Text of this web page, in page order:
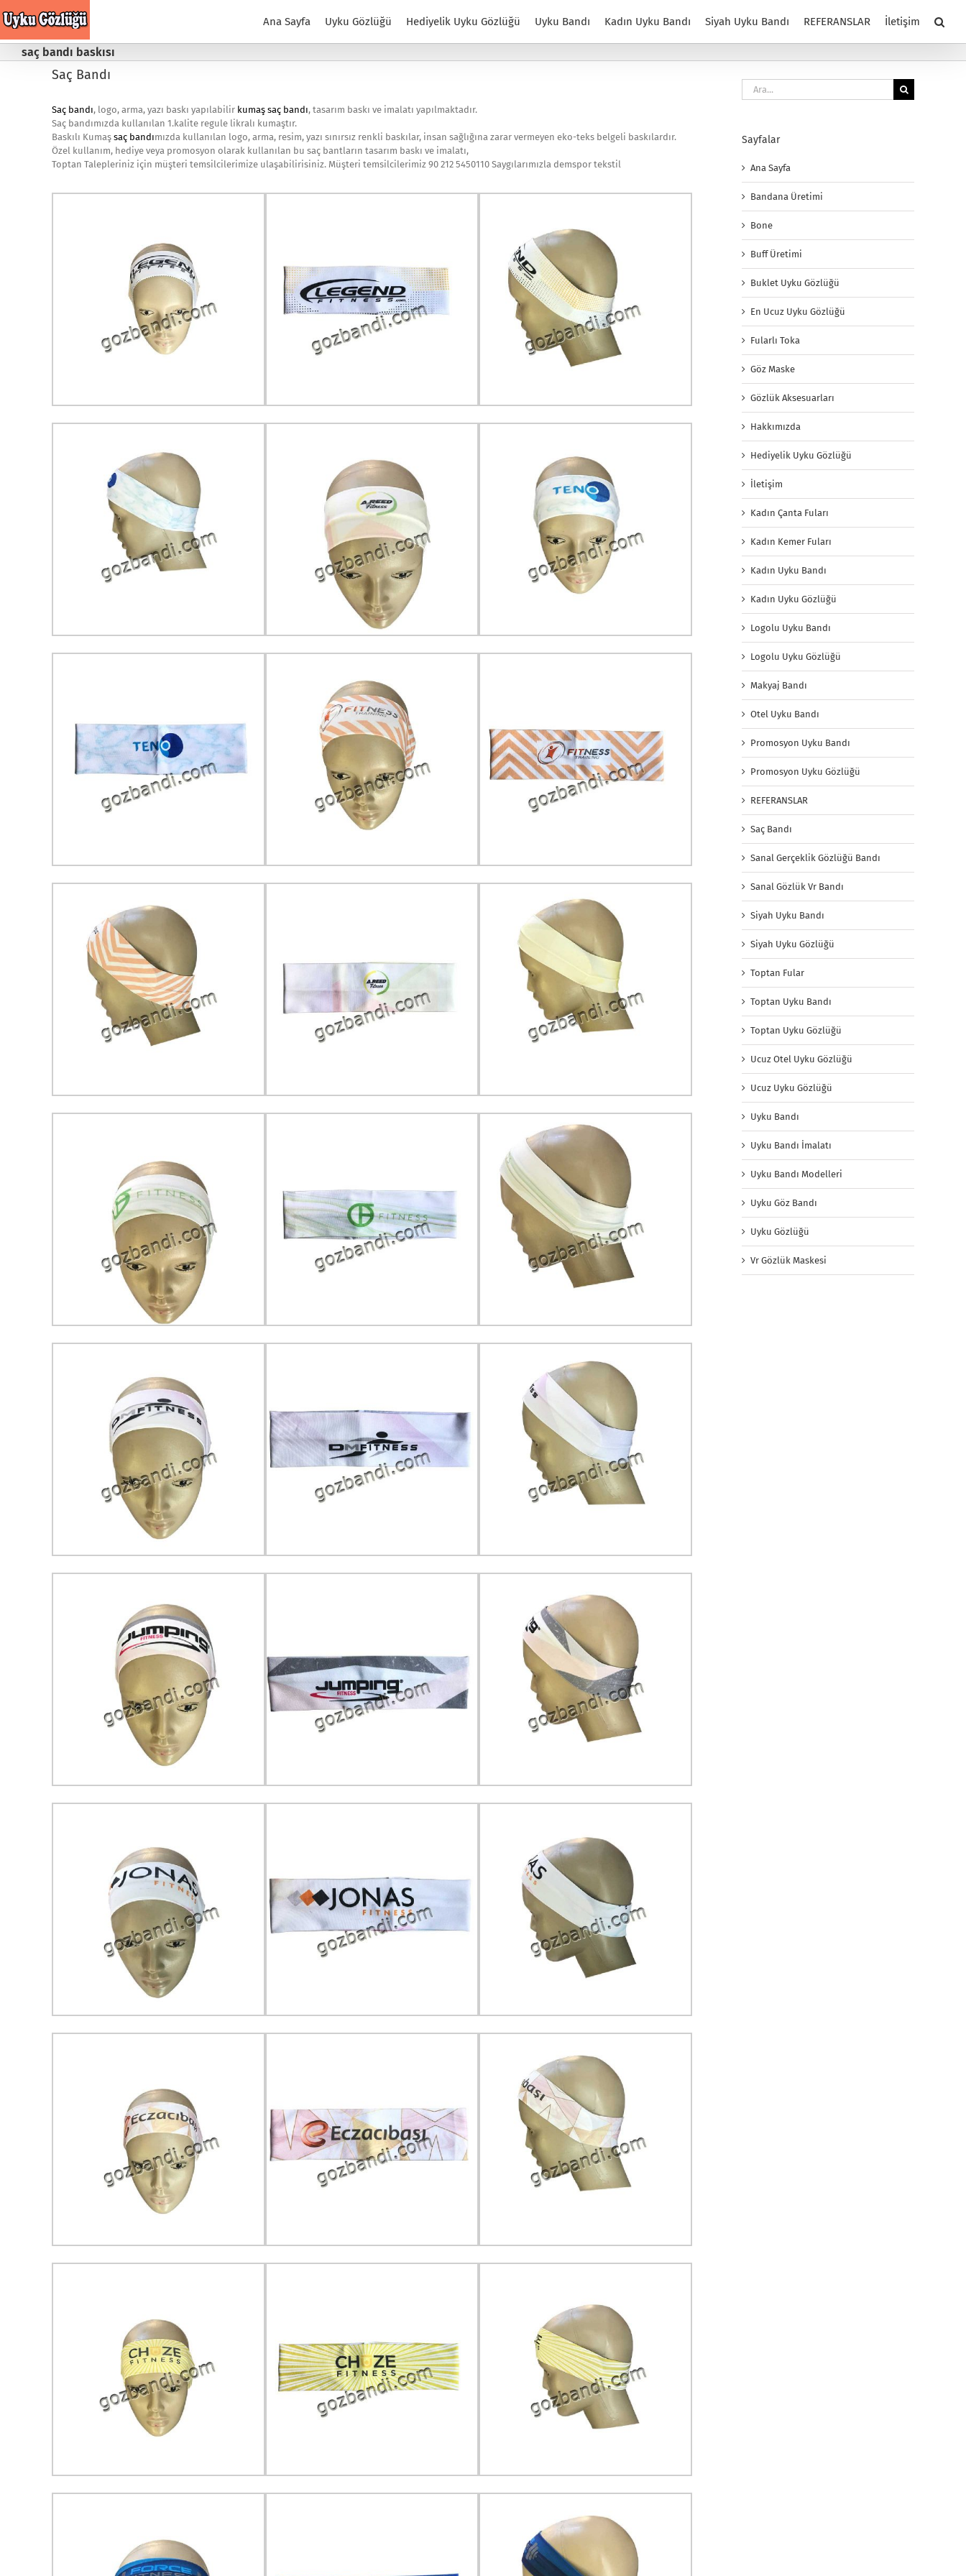
to
Ana Sayfa Uyku Gözlüğü Hediyelik Uyku Gözlüğü Uyku Bandı Kadın Uyku Bandı Siyah Uyku Bandı REFERANSLAR İletişim
saç bandı baskısı
Saç Bandı
Saç bandı, logo, arma, yazı baskı yapılabilir kumaş saç bandı, tasarım baskı ve imalatı yapılmaktadır.
Saç bandımızda kullanılan 1.kalite regule likralı kumaştır.
Baskılı Kumaş saç bandımızda kullanılan logo, arma, resim, yazı sınırsız renkli baskılar, insan sağlığına zarar vermeyen eko-teks belgeli baskılardır.
Özel kullanım, hediye veya promosyon olarak kullanılan bu saç bantların tasarım baskı ve imalatı,
Toptan Talepleriniz için müşteri temsilcilerimize ulaşabilirisiniz. Müşteri temsilcilerimiz 90 212 5450110 Saygılarımızla demspor tekstil
Ara:
Sayfalar
Ana Sayfa
Bandana Üretimi
Bone
Buff Üretimi
Buklet Uyku Gözlüğü
En Ucuz Uyku Gözlüğü
Fularlı Toka
Göz Maske
Gözlük Aksesuarları
Hakkımızda
Hediyelik Uyku Gözlüğü
İletişim
Kadın Çanta Fuları
Kadın Kemer Fuları
Kadın Uyku Bandı
Kadın Uyku Gözlüğü
Logolu Uyku Bandı
Logolu Uyku Gözlüğü
Makyaj Bandı
Otel Uyku Bandı
Promosyon Uyku Bandı
Promosyon Uyku Gözlüğü
REFERANSLAR
Saç Bandı
Sanal Gerçeklik Gözlüğü Bandı
Sanal Gözlük Vr Bandı
Siyah Uyku Bandı
Siyah Uyku Gözlüğü
Toptan Fular
Toptan Uyku Bandı
Toptan Uyku Gözlüğü
Ucuz Otel Uyku Gözlüğü
Ucuz Uyku Gözlüğü
Uyku Bandı
Uyku Bandı İmalatı
Uyku Bandı Modelleri
Uyku Göz Bandı
Uyku Gözlüğü
Vr Gözlük Maskesi